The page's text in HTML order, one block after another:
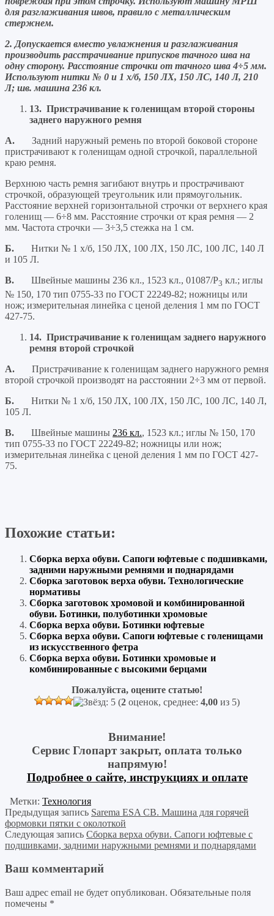
для разглаживания швов, правило с металлическим
стержнем.
2. Допускается вместо увлажнения и разглаживания
производить расстрачивание припусков тачного шва на
одну сторону. Расстояние строчки от тачного шва 4÷5 мм.
Используют нитки № 0 и 1 х/б, 150 ЛХ, 150 ЛС, 140 Л, 210
Л; шв. машина 236 кл.
13. Пристрачивание к голенищам второй стороны
заднего наружного ремня
А. Задний наружный ремень по второй боковой стороне
пристрачивают к голенищам одной строчкой, параллельной
краю ремня.
Верхнюю часть ремня загибают внутрь и прострачивают
строчкой, образующей треугольник или прямоугольник.
Расстояние верхней горизонтальной строчки от верхнего края
голенищ — 6÷8 мм. Расстояние строчки от края ремня — 2
мм. Частота строчки — 3÷3,5 стежка на 1 см.
Б. Нитки № 1 х/б, 150 ЛХ, 100 ЛХ, 150 ЛС, 100 ЛС, 140 Л
и 105 Л.
В. Швейные машины 236 кл., 1523 кл., 01087/Р3 кл.; иглы
№ 150, 170 тип 0755-33 по ГОСТ 22249-82; ножницы или
нож; измерительная линейка с ценой деления 1 мм по ГОСТ
427-75.
14. Пристрачивание к голенищам заднего наружного
ремня второй строчкой
А. Пристрачивание к голенищам заднего наружного ремня
второй строчкой производят на расстоянии 2÷3 мм от первой.
Б. Нитки № 1 х/б, 150 ЛХ, 100 ЛХ, 150 ЛС, 100 ЛС, 140 Л,
105 Л.
В. Швейные машины 236 кл., 1523 кл.; иглы № 150, 170
тип 0755-33 по ГОСТ 22249-82; ножницы или нож;
измерительная линейка с ценой деления 1 мм по ГОСТ 427-
75.
Похожие статьи:
Сборка верха обуви. Сапоги юфтевые с подшивками,
задними наружными ремнями и поднарядами
Сборка заготовок верха обуви. Технологические
нормативы
Сборка заготовок хромовой и комбинированной
обуви. Ботинки, полуботинки хромовые
Сборка верха обуви. Ботинки юфтевые
Сборка верха обуви. Сапоги юфтевые с голенищами
из искусственного фетра
Сборка верха обуви. Ботинки хромовые и
комбинированные с высокими берцами
Пожалуйста, оцените статью!
(2 оценок, среднее: 4,00 из 5)
Внимание!
Сервис Глопарт закрыт, оплата только
напрямую!
Подробнее о сайте, инструкциях и оплате
Метки: Технология
Предыдущая запись Sarema ESA CB. Машина для горячей
формовки пятки с околоткой
Следующая запись Сборка верха обуви. Сапоги юфтевые с
подшивками, задними наружными ремнями и поднарядами
Ваш комментарий
Ваш адрес email не будет опубликован. Обязательные поля
помечены *